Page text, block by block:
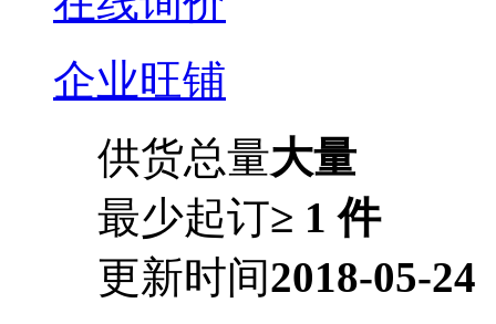
企业旺铺
供货总量大量
最少起订≥ 1 件
更新时间2018-05-24